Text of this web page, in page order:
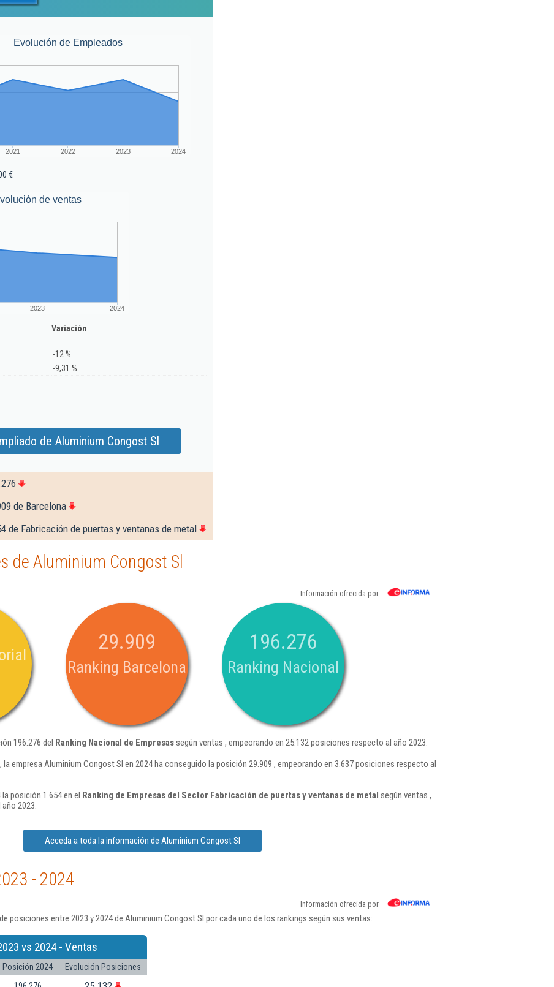
Evolución de Empleados
2021 2022 2023 2024
€
de ventas
2023 2024
Variación
-12 %
-9,31 %
de Aluminium Congost Sl
de Barcelona
de Fabricación de puertas y ventanas de metal
de Aluminium Congost Sl
Información ofrecida por
29.909
Ranking Barcelona
196.276
Ranking Nacional
196.276 del Ranking Nacional de Empresassegún ventas , empeorando en 25.132 posiciones respecto al año 2023.
la empresa Aluminium Congost Sl en 2024 ha conseguido la posición 29.909 , empeorando en 3.637 posiciones respecto al
posición 1.654 en el Ranking de Empresas del Sector Fabricación de puertas y ventanas de metal según ventas ,
2023.
Acceda a toda la información de Aluminium Congost Sl
- 2024
Información ofrecida por
posiciones entre 2023 y 2024 de Aluminium Congost Sl por cada uno de los rankings según sus ventas:
vs 2024 - Ventas
Posición 2024
Evolución Posiciones